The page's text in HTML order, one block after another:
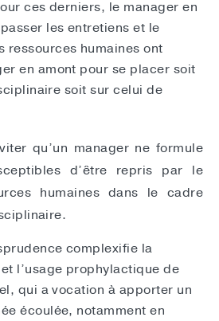
ces derniers, le manager en
les entretiens et le
ressources humaines ont
en amont pour se placer soit
soit sur celui de
qu’un manager ne formule
d’être repris par le
humaines dans le cadre
complexifie la
l’usage prophylactique de
qui a vocation à apporter un
écoulée, notamment en